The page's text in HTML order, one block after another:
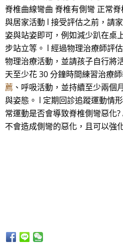
脊椎曲線彎曲 脊椎有側彎 正常
與居家活動 l 接受評估之前，請
姿與站姿即可，例如減少趴在桌
步站立等。 l 經過物理治療師評
物理治療活動，並請孩子自行將
天至少花 30 分鐘時間練習治療
薦 、呼吸活動，並持續至少兩個
與姿態。 l 定期回診追蹤運動情
常運動是否會導致脊椎側彎惡化
不會造成側彎的惡化，且可以強